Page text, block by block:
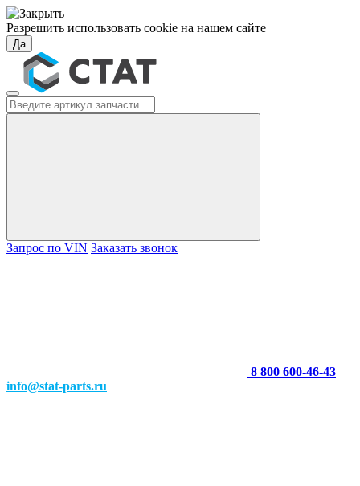
Разрешить использовать cookie на нашем сайте
Да
Запрос по VIN Заказать звонок
8 800 600-46-43
info@stat-parts.ru